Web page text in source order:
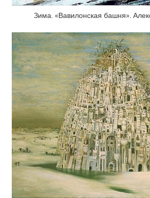
Зима. «Вавилонская башня».